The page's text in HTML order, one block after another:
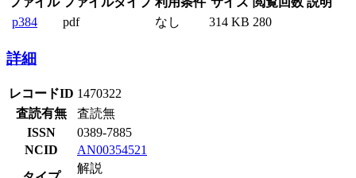
p384
pdf なし 314 KB 280
詳細
レコードID 1470322
査読有無
査読無
ISSN
0389-7885
NCID
AN00354521
解説